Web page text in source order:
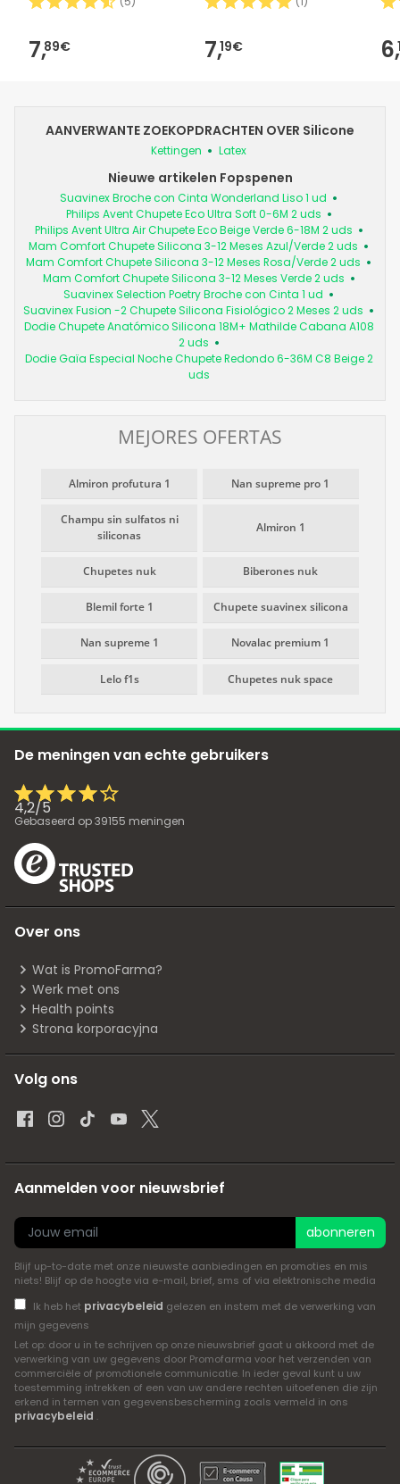
7,89€ 7,19€ 6,
AANVERWANTE ZOEKOPDRACHTEN OVER Silicone
Kettingen Latex
Nieuwe artikelen Fopspenen
Suavinex Broche con Cinta Wonderland Liso 1 ud
Philips Avent Chupete Eco Ultra Soft 0-6M 2 uds
Philips Avent Ultra Air Chupete Eco Beige Verde 6-18M 2 uds
Mam Comfort Chupete Silicona 3-12 Meses Azul/Verde 2 uds
Mam Comfort Chupete Silicona 3-12 Meses Rosa/Verde 2 uds
Mam Comfort Chupete Silicona 3-12 Meses Verde 2 uds
Suavinex Selection Poetry Broche con Cinta 1 ud
Suavinex Fusion -2 Chupete Silicona Fisiológico 2 Meses 2 uds
Dodie Chupete Anatómico Silicona 18M+ Mathilde Cabana A108
2 uds
Dodie Gaïa Especial Noche Chupete Redondo 6-36M C8 Beige 2
uds
MEJORES OFERTAS
Almiron profutura 1 Nan supreme pro 1
Champu sin sulfatos ni
siliconas
Almiron 1
Chupetes nuk Biberones nuk
Blemil forte 1 Chupete suavinex silicona
Nan supreme 1 Novalac premium 1
Lelo f1s Chupetes nuk space
De meningen van echte gebruikers
4,2/5
Gebaseerd op39155 meningen
Over ons
Wat is PromoFarma?
Werk met ons
Health points
Strona korporacyjna
Volg ons
Aanmelden voor nieuwsbrief
abonneren
Blijf up-to-date met onze nieuwste aanbiedingen en promoties en mis
niets! Blijf op de hoogte via e-mail, brief, sms of via elektronische media
Ik heb het privacybeleid gelezen en instem met de verwerking van
mijn gegevens
Let op: door u in te schrijven op onze nieuwsbrief gaat u akkoord met de
verwerking van uw gegevens door Promofarma voor het verzenden van
commerciële of promotionele communicatie. In ieder geval kunt u uw
toestemming intrekken of een van uw andere rechten uitoefenen die zijn
erkend in termen van gegevensbescherming zoals vermeld in ons
privacybeleid .